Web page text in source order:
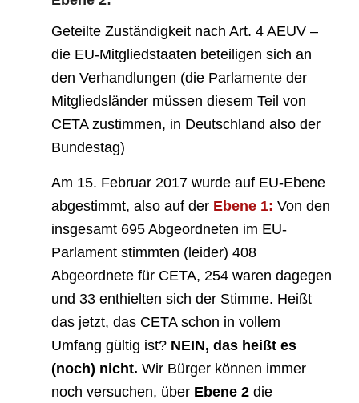
Geteilte Zuständigkeit nach Art. 4 AEUV –
die EU-Mitgliedstaaten beteiligen sich an
den Verhandlungen (die Parlamente der
Mitgliedsländer müssen diesem Teil von
CETA zustimmen, in Deutschland also der
Bundestag)
Am 15. Februar 2017 wurde auf EU-Ebene
abgestimmt, also auf der Ebene 1: Von den
insgesamt 695 Abgeordneten im EU-
Parlament stimmten (leider) 408
Abgeordnete für CETA, 254 waren dagegen
und 33 enthielten sich der Stimme. Heißt
das jetzt, das CETA schon in vollem
Umfang gültig ist? NEIN, das heißt es
(noch) nicht. Wir Bürger können immer
noch versuchen, über Ebene 2die